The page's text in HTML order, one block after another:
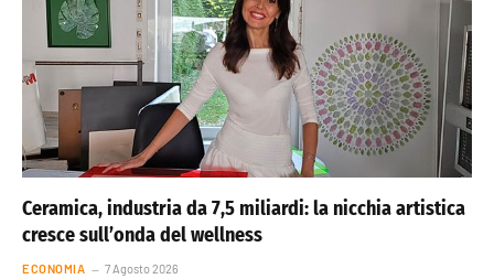
Ceramica, industria da 7,5 miliardi: la nicchia artistica
cresce sull’onda del wellness
ECONOMIA 7 Agosto 2026